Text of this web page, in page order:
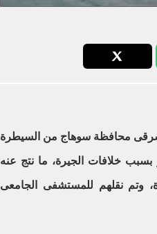
محافظة سوهاج من السيطرة
بسبب خلافات الجيرة، ما نتج عنه
وتم نقلهم للمستشفى الجامعى